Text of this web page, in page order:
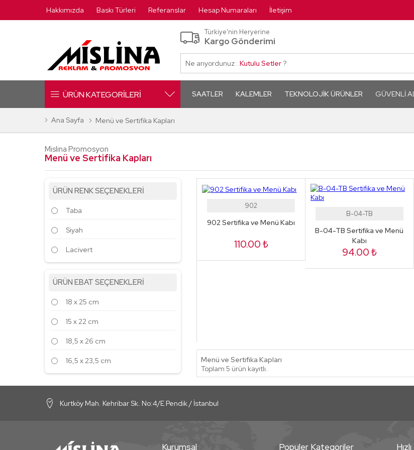
Hakkımızda Baskı Türleri Referanslar Hesap Numaraları İletişim
Türkiye'nin Heryerine
Kargo Gönderimi
Ne arıyordunuz : Kutulu Setler?
ÜRÜN KATEGORİLERİ SAATLER KALEMLER TEKNOLOJIK ÜRÜNLER GÜVENLI
Ana Sayfa Menü ve Sertifika Kapları
Mislina Promosyon
Menü ve Sertifika Kapları
ÜRÜN RENK SEÇENEKLERİ
Taba
Siyah
Lacivert
ÜRÜN EBAT SEÇENEKLERİ
18 x 25 cm
15 x 22 cm
18,5 x 26 cm
16,5 x 23,5 cm
902
902 Sertifika ve Menü Kabı
110.00 ₺
B-04-TB
B-04-TB Sertifika ve Menü
Kabı
94.00 ₺
Menü ve Sertifika Kapları
Toplam 5 ürün kayıtlı.
Kurtköy Mah. Kehribar Sk. No:4/E Pendik / İstanbul
Kurumsal Populer Kategoriler